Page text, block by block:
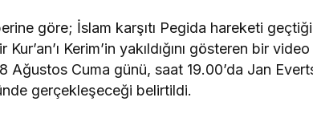
göre; İslam karşıtı Pegida hareketi
Kerim’in yakıldığını gösteren bir
Ağustos Cuma günü, saat 19.00’da Jan
gerçekleşeceği belirtildi.